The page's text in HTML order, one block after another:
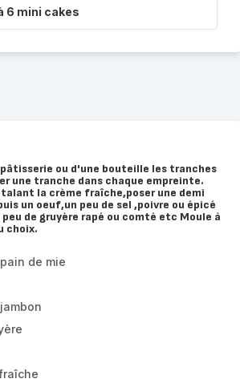
6 mini cakes
ou d'une bouteille les tranches
une tranche dans chaque empreinte.
la crème fraîche,poser une demi
un oeuf,un peu de sel ,poivre ou épicé
de gruyère rapé ou comté etc Moule à
choix.
de mie